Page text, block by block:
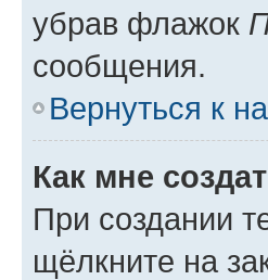
убрав флажок
сообщения.
Вернуться к
Как мне
При создании
щёлкните на